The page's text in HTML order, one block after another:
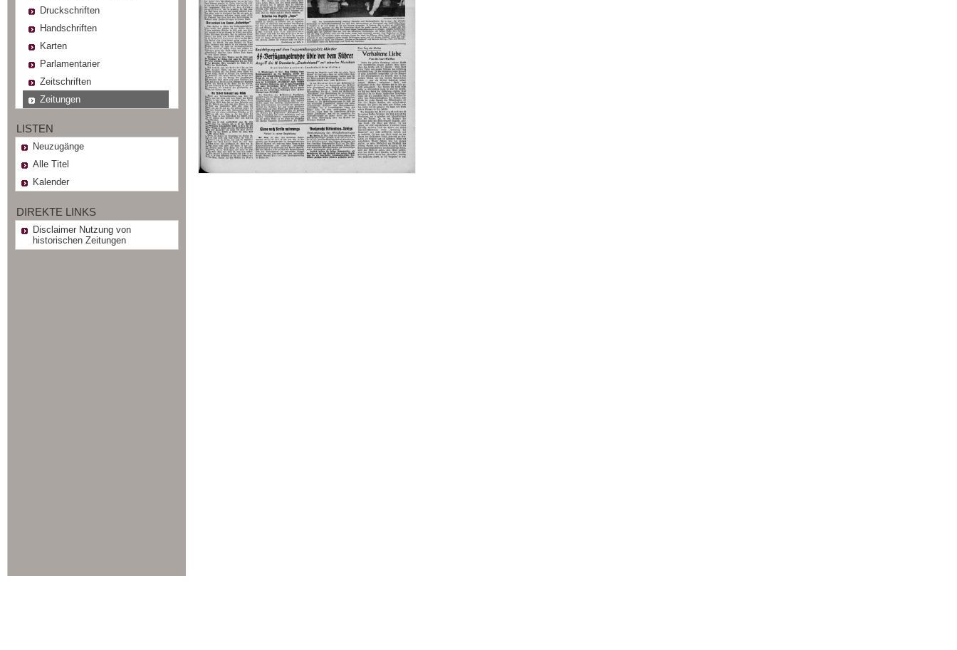
Druckschriften
Handschriften
Karten
Parlamentarier
Zeitschriften
Zeitungen
LISTEN
Neuzugänge
Alle Titel
Kalender
DIREKTE LINKS
Disclaimer Nutzung von
historischen Zeitungen